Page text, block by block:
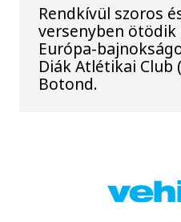
Rendkívül szoros
versenyben ötödik
Európa-
Diák Atlétikai Club
Botond.